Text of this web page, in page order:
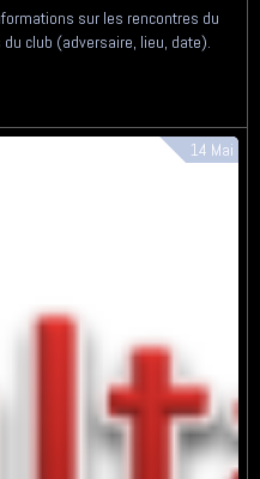
sur les rencontres du
club (adversaire, lieu, date).
14 Mai